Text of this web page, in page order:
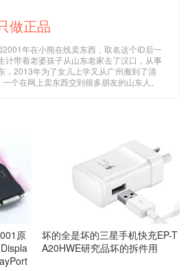
做正品
年在小熊在线卖东西，取名这个ID后一
计带着老婆孩子从山东老家去了汉口，从事
，2013年为了女儿上学又从广州搬到了清
个在网上卖东西交到很多朋友的山东人。
原
坏的全是坏的三星手机快充EP-T
A20HWE研究品坏的拆件用